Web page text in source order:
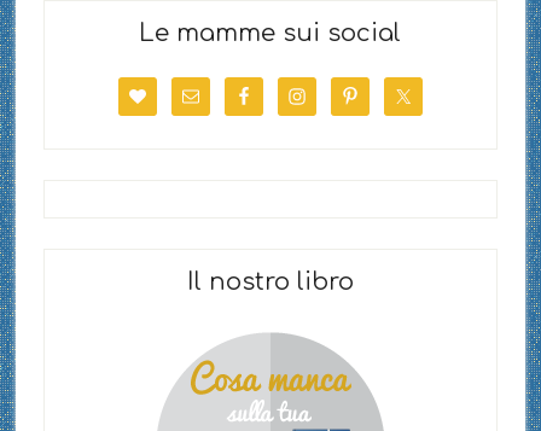
Le mamme sui social
Il nostro libro